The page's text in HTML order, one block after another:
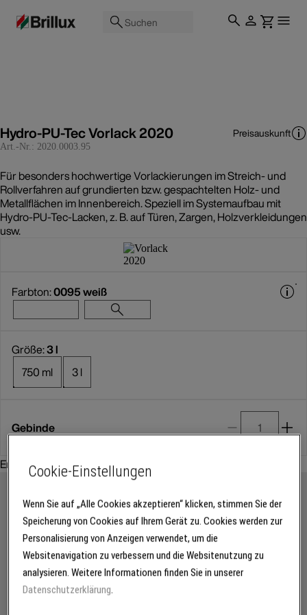
Suchen
Hydro-PU-Tec Vorlack 2020
Art.-Nr.: 2020.0003.95
Preisauskunft
Für besonders hochwertige Vorlackierungen im Streich- und
Rollverfahren auf grundierten bzw. gespachtelten Holz- und
Metallflächen im Innenbereich. Speziell im Systemaufbau mit
Hydro-PU-Tec-Lacken, z. B. auf Türen, Zargen, Holzverkleidungen
usw.
Farbton:0095 weiß
Größe:3 l
750 ml
3 l
Gebinde
Empfohlenes Zubehör:
Cookie-Einstellungen
Wenn Sie auf „Alle Cookies akzeptieren“ klicken, stimmen Sie der
Speicherung von Cookies auf Ihrem Gerät zu. Cookies werden zur
Personalisierung von Anzeigen verwendet, um die
Websitenavigation zu verbessern und die Websitenutzung zu
analysieren. Weitere Informationen finden Sie in unserer
Datenschutzerklärung.